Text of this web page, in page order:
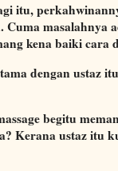
itu,
masalahnya
kena baiki cara
dengan ustaz
begitu
Kerana ustaz itu